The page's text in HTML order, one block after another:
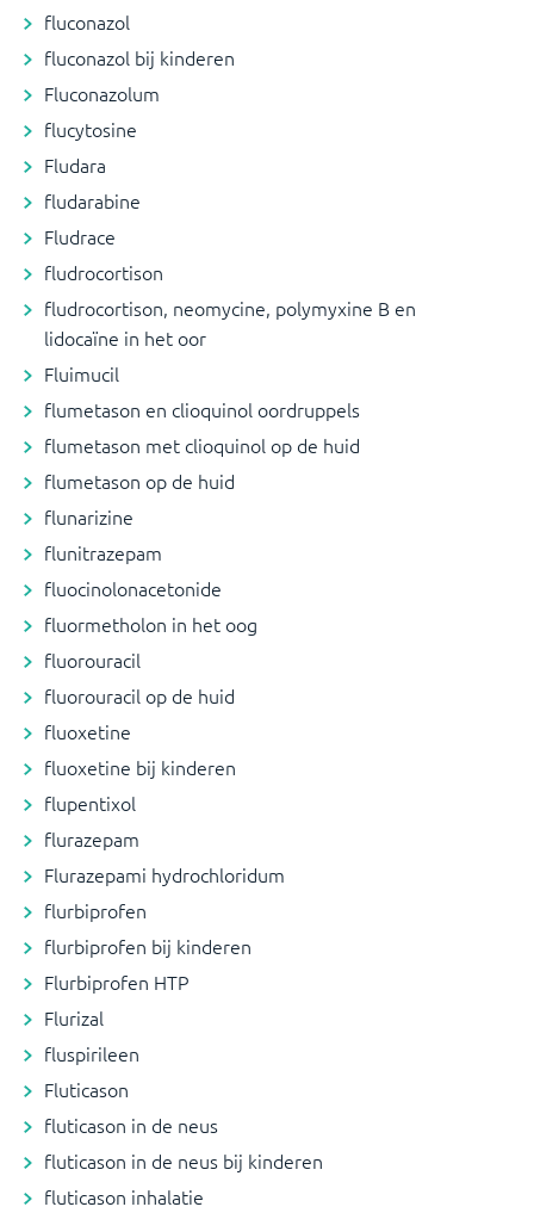
fluconazol
fluconazol bij kinderen
Fluconazolum
flucytosine
Fludara
fludarabine
Fludrace
fludrocortison
fludrocortison, neomycine, polymyxine B en
lidocaïne in het oor
Fluimucil
flumetason en clioquinol oordruppels
flumetason met clioquinol op de huid
flumetason op de huid
flunarizine
flunitrazepam
fluocinolonacetonide
fluormetholon in het oog
fluorouracil
fluorouracil op de huid
fluoxetine
fluoxetine bij kinderen
flupentixol
flurazepam
Flurazepami hydrochloridum
flurbiprofen
flurbiprofen bij kinderen
Flurbiprofen HTP
Flurizal
fluspirileen
Fluticason
fluticason in de neus
fluticason in de neus bij kinderen
fluticason inhalatie